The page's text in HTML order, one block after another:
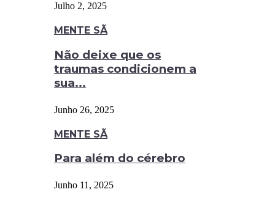
Julho 2, 2025
MENTE SÃ
Não deixe que os
traumas condicionem a
sua...
Junho 26, 2025
MENTE SÃ
Para além do cérebro
Junho 11, 2025